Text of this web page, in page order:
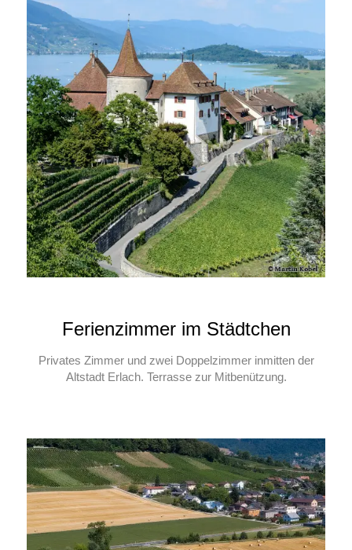
Ferienzimmer im Städtchen
Privates Zimmer und zwei Doppelzimmer inmitten der
Altstadt Erlach. Terrasse zur Mitbenützung.